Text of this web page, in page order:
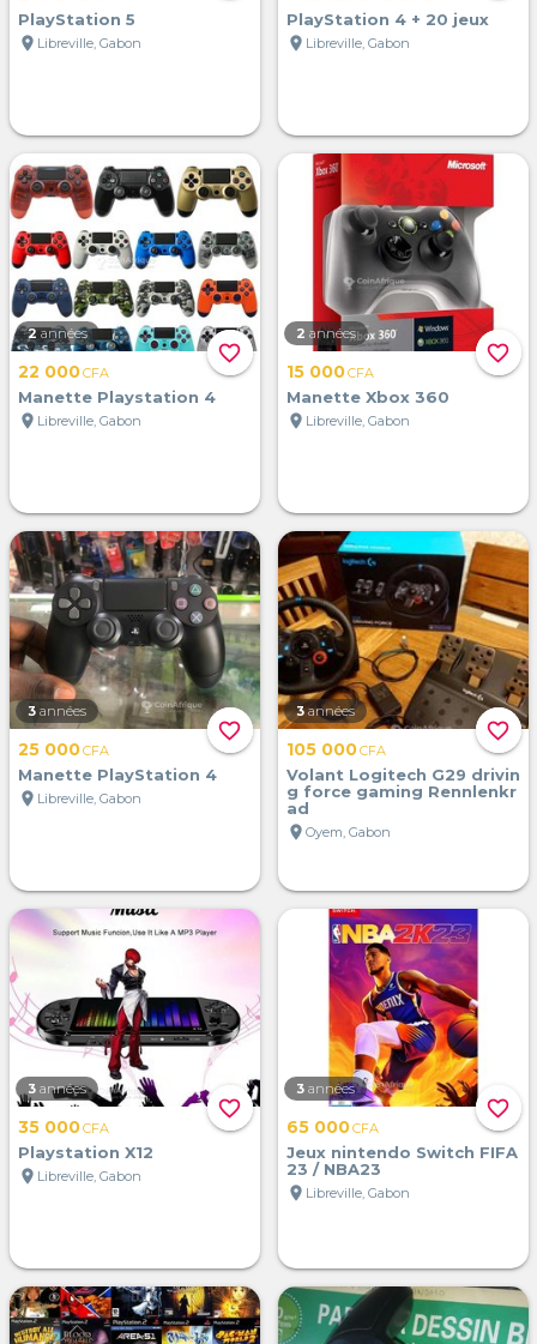
PlayStation 5
location_on Libreville, Gabon
PlayStation 4 + 20 jeux
location_on Libreville, Gabon
favorite_border
2 années
22 000CFA
Manette Playstation 4
location_on Libreville, Gabon
favorite_border
2 années
15 000CFA
Manette Xbox 360
location_on Libreville, Gabon
favorite_border
3 années
25 000CFA
Manette PlayStation 4
location_on Libreville, Gabon
favorite_border
3 années
105 000CFA
Volant Logitech G29 drivin
g force gaming Rennlenkr
ad
location_on Oyem, Gabon
favorite_border
3 années
35 000CFA
Playstation X12
location_on Libreville, Gabon
favorite_border
3 années
65 000CFA
Jeux nintendo Switch FIFA
23 / NBA23
location_on Libreville, Gabon